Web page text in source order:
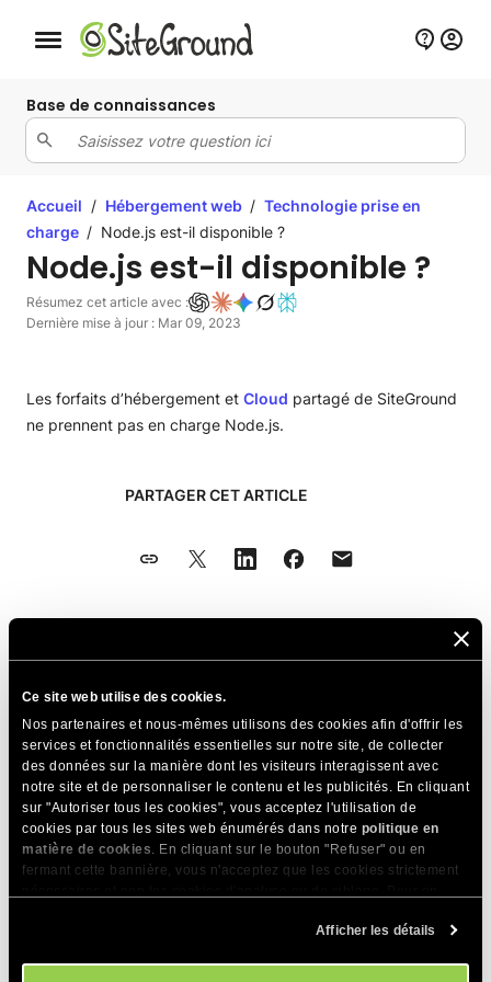
Ce site web utilise des cookies.
Nos partenaires et nous-mêmes utilisons des cookies afin d'offrir les
services et fonctionnalités essentielles sur notre site, de collecter
des données sur la manière dont les visiteurs interagissent avec
notre site et de personnaliser le contenu et les publicités. En cliquant
sur "Autoriser tous les cookies", vous acceptez l'utilisation de
cookies par tous les sites web énumérés dans notre politique en
matière de cookies . En cliquant sur le bouton "Refuser" ou en
fermant cette bannière, vous n'acceptez que les cookies strictement
. Vous pouvez gérer vos préférences
Afficher les détails
Bouton de navigation mobile
Base de connaissances
Accueil / Hébergement web / Technologie prise en
charge / Node.js est-il disponible ?
Node.js est-il disponible ?
Résumez cet article avec :
Dernière mise à jour : Mar 09, 2023
Les forfaits d’hébergement et Cloud partagé de SiteGround
ne prennent pas en charge Node.js.
PARTAGER CET ARTICLE
Articles Connexes
vos scripts Python?
Format d'image AVIF & puis-je l'utiliser sur mon
site WordPress ?
Prenez-vous en charge la réplication MySQL ?
Est-ce que Magento est supporté ?
Qu’est-ce que pdftoppm et est-il pris en